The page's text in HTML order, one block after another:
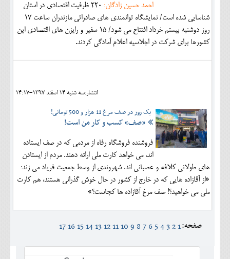
احمد حسین زادگان:
۲۲۰ ظرفیت اقتصادی در استان
شناسایی شده است/ نمایشگاه توانمندی های صادراتی مازندران ساعت ۱۷
روز دوشنبه بیستم خرداد افتتاح می شود/ ۱۵ سفیر و رایزن های اقتصادی این
کشورها برای شرکت در اجلاسیه اعلام آمادگی کردند.
انتشار:سه شنبه 14 اسفند 1397-14:17
یک روز در صف مرغ 11 هزار و 500 تومانی!
«صف» کسب و کار من است!
فروشنده فروشگاه رفاه از مردمی که در صف ایستاده
اند، می خواهد کارت ملی ارائه دهند. مردم از ایستادن
های طولانی کلافه و عصبانی اند. شهروندی از وسط جمعیت فریاد می زند:
«از آقازاده هایی که در خارج از کشور در حال خوش گذرانی هستند، هم کارت
ملی می خواهید؟! صف مرغ آقازاده ها کجاست؟»
صفحه:1
2
3
4
5
6
7
8
9
10
11
12
13
14
15
16
17